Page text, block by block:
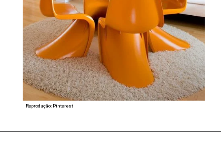
Reprodução: Pinterest